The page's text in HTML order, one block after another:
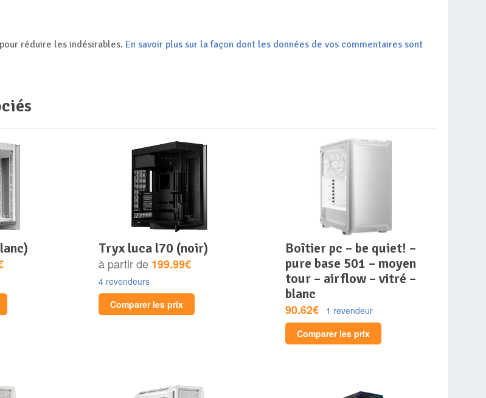
réduire les indésirables. En savoir plus sur la façon dont les données de vos commentaires sont
tryx luca l70 (noir)
à partir de 199.99€
4 revendeurs
Comparer les prix
boîtier pc – be quiet! –
pure base 501 – moyen
tour – airflow – vitré –
blanc
90.62€
1 revendeur
Comparer les prix